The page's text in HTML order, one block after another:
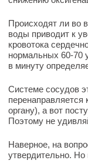
Происходят ли во
воды приводит к
кровотока
нормальных 60-70
в минуту
Системе сосудов
органу), а вот
Поэтому не
Наверное, на
утвердительно. Но